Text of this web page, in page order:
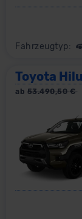
Fahrzeugtyp:
Toyota
ab 53.490,50€